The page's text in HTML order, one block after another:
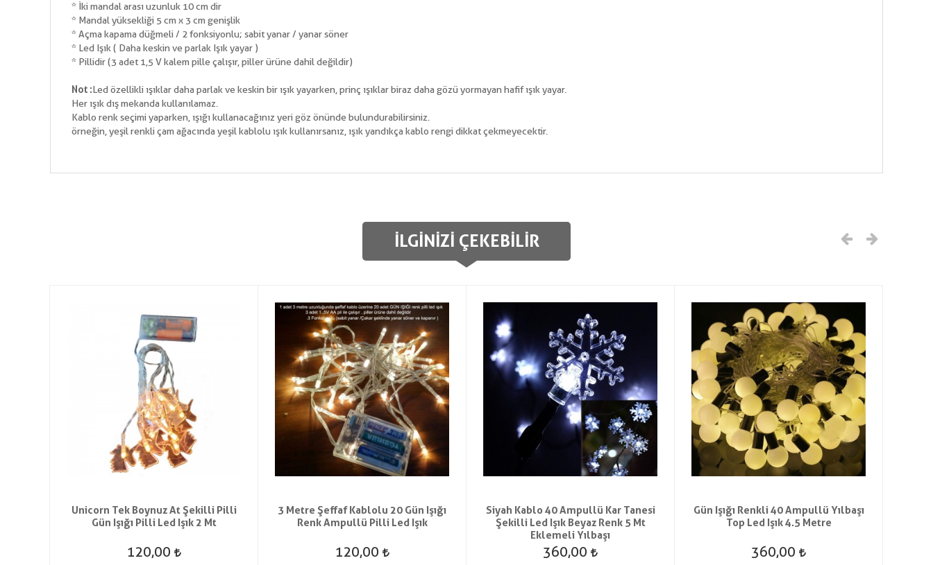
* İki mandal arası uzunluk 10 cm dir
* Mandal yüksekliği 5 cm x 3 cm genişlik
* Açma kapama düğmeli / 2 fonksiyonlu; sabit yanar / yanar söner
* Led Işık ( Daha keskin ve parlak Işık yayar )
* Pillidir (3 adet 1,5 V kalem pille çalışır, piller ürüne dahil değildir)
Not :Led özellikli ışıklar daha parlak ve keskin bir ışık yayarken, prinç ışıklar biraz daha gözü yormayan hafif ışık yayar.
Her ışık dış mekanda kullanılamaz.
Kablo renk seçimi yaparken, ışığı kullanacağınız yeri göz önünde bulundurabilirsiniz.
örneğin, yeşil renkli çam ağacında yeşil kablolu ışık kullanırsanız, ışık yandıkça kablo rengi dikkat çekmeyecektir.
İLGINIZI ÇEKEBILIR
Unicorn Tek Boynuz At Şekilli Pilli
Gün Işığı Pilli Led Işık 2 Mt
120,00
3 Metre Şeffaf Kablolu 20 Gün Işığı
Renk Ampullü Pilli Led Işık
120,00
Siyah Kablo 40 Ampullü Kar Tanesi
Şekilli Led Işık Beyaz Renk 5 Mt
Eklemeli Yılbaşı
360,00
Gün Işığı Renkli 40 Ampullü Yılbaşı
Top Led Işık 4.5 Metre
360,00